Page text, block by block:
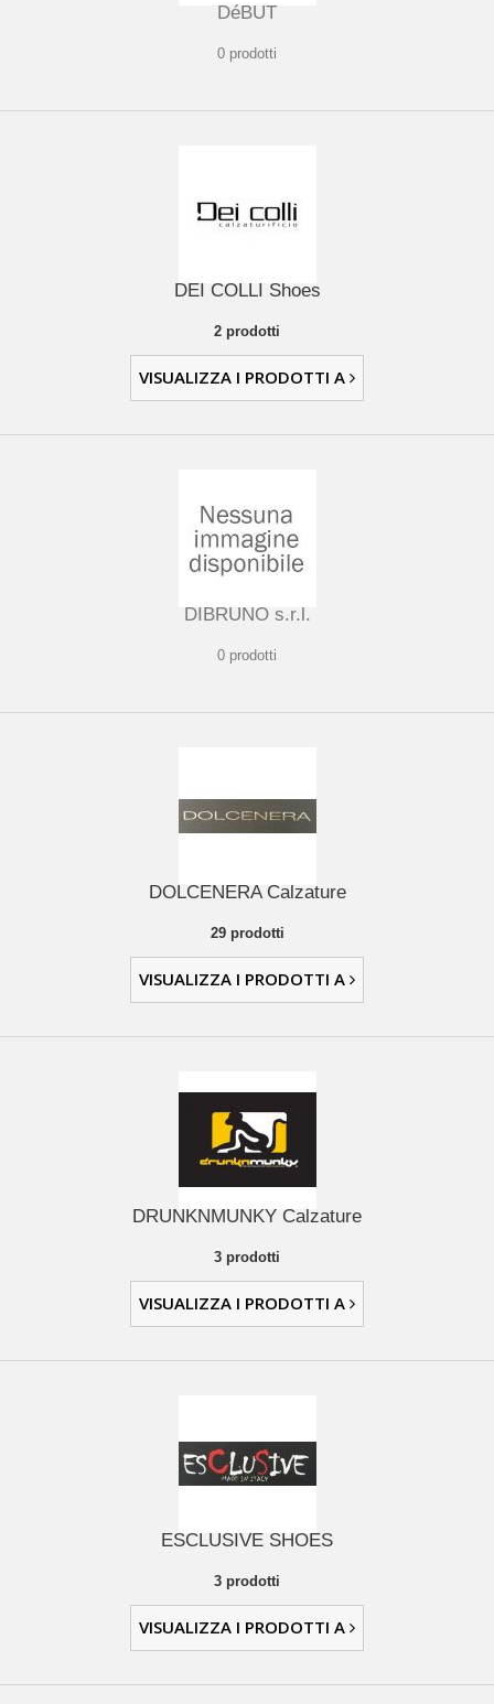
DéBUT
0 prodotti
DEI COLLI Shoes
2 prodotti
VISUALIZZA I PRODOTTI A
DIBRUNO s.r.l.
0 prodotti
DOLCENERA Calzature
29 prodotti
VISUALIZZA I PRODOTTI A
DRUNKNMUNKY Calzature
3 prodotti
VISUALIZZA I PRODOTTI A
ESCLUSIVE SHOES
3 prodotti
VISUALIZZA I PRODOTTI A